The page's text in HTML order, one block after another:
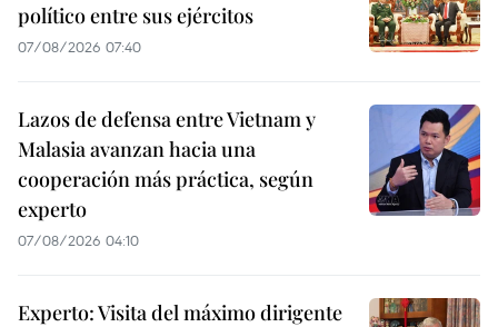
político entre sus ejércitos
07/08/2026 07:40
Lazos de defensa entre Vietnam y
Malasia avanzan hacia una
cooperación más práctica, según
experto
07/08/2026 04:10
Experto: Visita del máximo dirigente